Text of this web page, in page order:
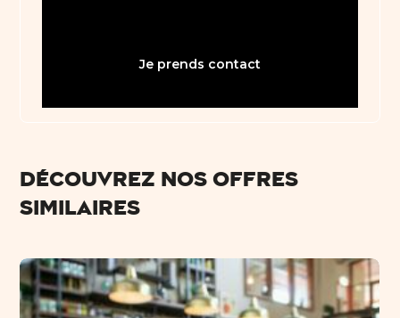
Je prends contact
Découvrez nos offres
similaires